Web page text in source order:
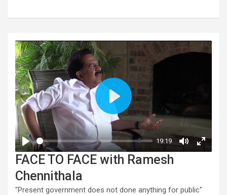
FACE TO FACE with Ramesh
Chennithala
"Present government does not done anything for public"